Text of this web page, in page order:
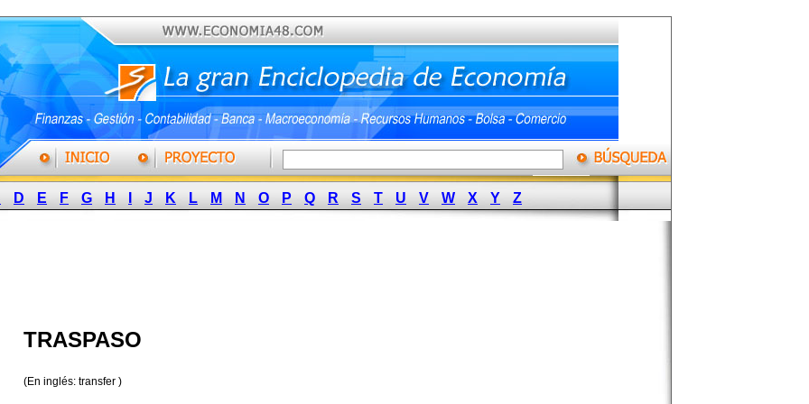
D E F G H J K L M N O P Q R S T U V W X Y Z
TRASPASO
(En inglés: transfer )